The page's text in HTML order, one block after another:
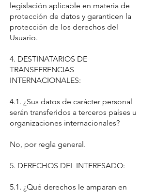
legislación aplicable en materia de
protección de datos y garanticen la
protección de los derechos del
Usuario.
4. DESTINATARIOS DE
TRANSFERENCIAS
INTERNACIONALES:
4.1. ¿Sus datos de carácter personal
serán transferidos a terceros países u
organizaciones internacionales?
No, por regla general.
5. DERECHOS DEL INTERESADO:
5.1. ¿Qué derechos le amparan en